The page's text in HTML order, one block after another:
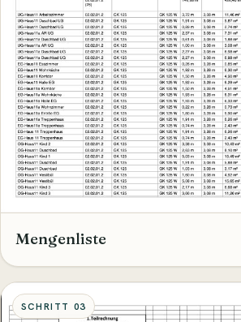
Mengenliste
SCHRITT 03